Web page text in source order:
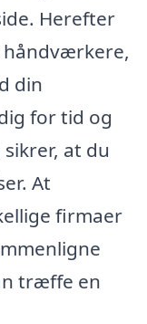
Herefter
håndværkere,
din
for tid og
at du
At
firmaer
træffe en